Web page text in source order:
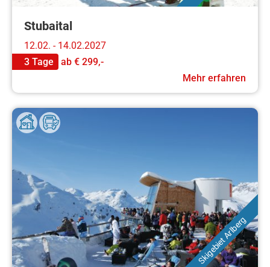
Stubaital
12.02. - 14.02.2027
3 Tage
ab € 299,-
Mehr erfahren
Skigebiet Arlberg